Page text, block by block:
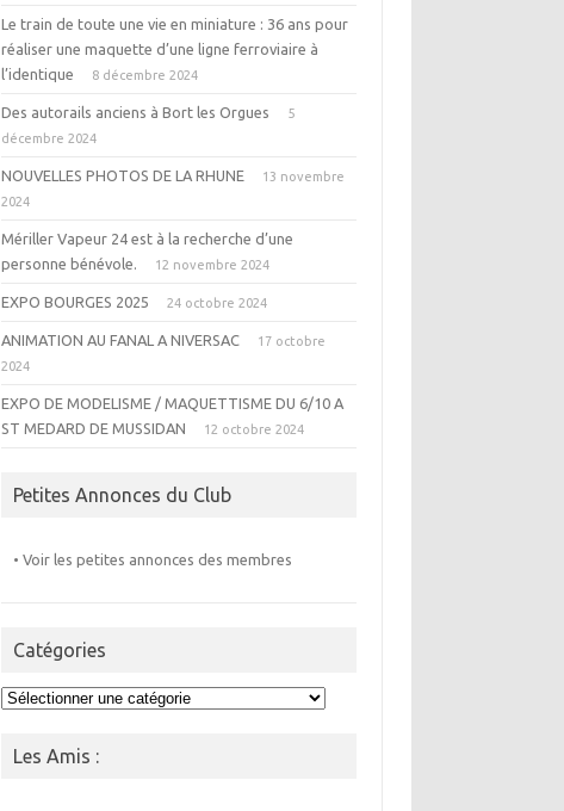
Le train de toute une vie en miniature : 36 ans pour
réaliser une maquette d’une ligne ferroviaire à
l’identique
8 décembre 2024
Des autorails anciens à Bort les Orgues
5
décembre 2024
NOUVELLES PHOTOS DE LA RHUNE
13 novembre
2024
Mériller Vapeur 24 est à la recherche d’une
personne bénévole.
12 novembre 2024
EXPO BOURGES 2025 24 octobre 2024
ANIMATION AU FANAL A NIVERSAC
17 octobre
2024
EXPO DE MODELISME / MAQUETTISME DU 6/10 A
ST MEDARD DE MUSSIDAN
12 octobre 2024
Petites Annonces du Club
• Voir les petites annonces des membres
Catégories
Catégories
Les Amis :